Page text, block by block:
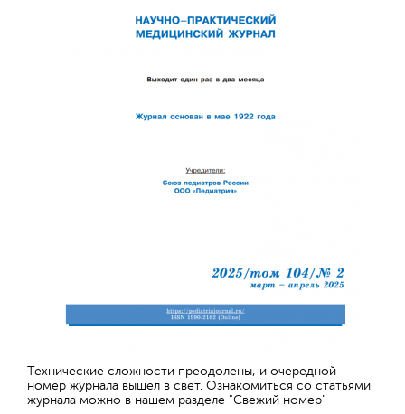
Технические сложности преодолены, и очередной
номер журнала вышел в свет. Ознакомиться со статьями
журнала можно в нашем разделе "Свежий номер"